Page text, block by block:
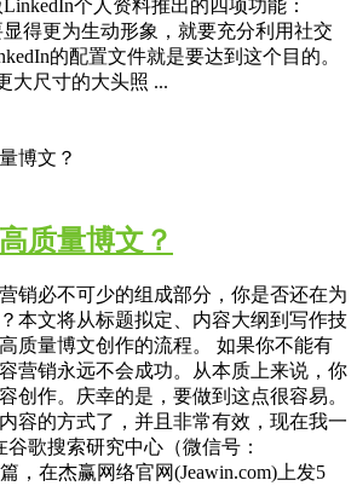
个人资料推出的四项功能：
得更为生动形象，就要充分利用社交
的配置文件就是要达到这个目的。
大尺寸的大头照 ...
质量博文？
销必不可少的组成部分，你是否还在为
本文将从标题拟定、内容大纲到写作技
质量博文创作的流程。 如果你不能有
营销永远不会成功。从本质上来说，你
创作。庆幸的是，要做到这点很容易。
容的方式了，并且非常有效，现在我一
歌搜索研究中心（微信号：
篇，在杰赢网络官网(Jeawin.com)上发5